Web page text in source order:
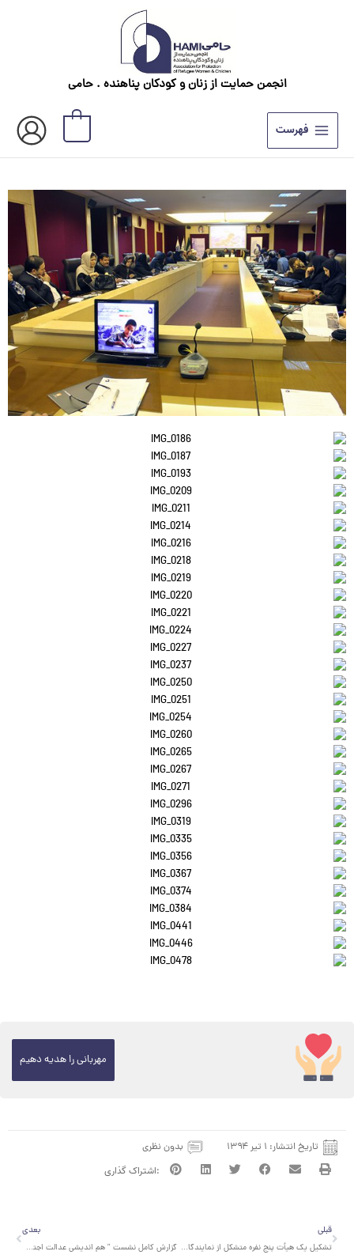
انجمن حمایت از زنان و کودکان پناهنده . حامی
فهرست
مهربانی را هدیه دهیم
تاریخ انتشار: ۱ تیر ۱۳۹۴ بدون نظری
قبلی
قبلی
تشکیل یک هیأت پنج نفره متشکل از نمایندگان سازمان های دولتی و غیر دولتی جهت پیگیری اجرایی شدن طرح آموزش رایگان برای کودکان مهاجر
بعدی
گزارش کامل نشست ” هم اندیشی عدالت اجتماعی و آموزشی کودکان پناهنده در ایران”